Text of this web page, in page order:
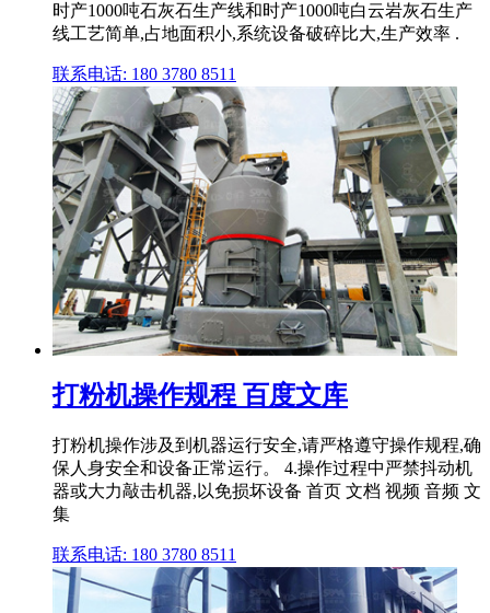
时产1000吨石灰石生产线和时产1000吨白云岩灰石生产
线工艺简单,占地面积小,系统设备破碎比大,生产效率 .
联系电话: 180 3780 8511
打粉机操作规程 百度文库
打粉机操作涉及到机器运行安全,请严格遵守操作规程,确
保人身安全和设备正常运行。 4.操作过程中严禁抖动机
器或大力敲击机器,以免损坏设备 首页 文档 视频 音频 文
集
联系电话: 180 3780 8511